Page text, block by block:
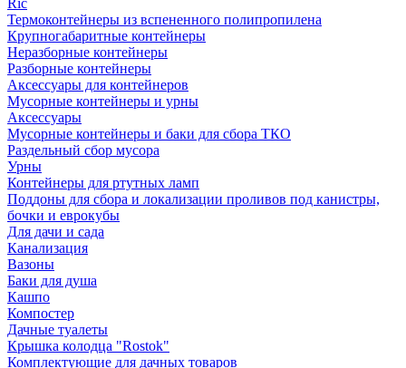
Ric
Термоконтейнеры из вспененного полипропилена
Крупногабаритные контейнеры
Неразборные контейнеры
Разборные контейнеры
Аксессуары для контейнеров
Мусорные контейнеры и урны
Аксессуары
Мусорные контейнеры и баки для сбора ТКО
Раздельный сбор мусора
Урны
Контейнеры для ртутных ламп
Поддоны для сбора и локализации проливов под канистры,
бочки и еврокубы
Для дачи и сада
Канализация
Вазоны
Баки для душа
Кашпо
Компостер
Дачные туалеты
Крышка колодца "Rostok"
Комплектующие для дачных товаров